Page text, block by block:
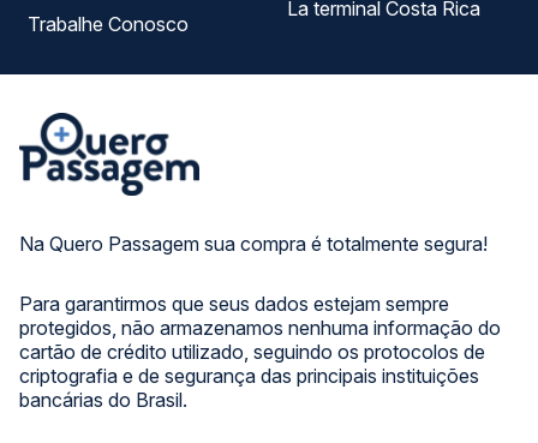
Na Quero Passagem sua compra é totalmente segura!
Para garantirmos que seus dados estejam sempre
protegidos, não armazenamos nenhuma informação do
cartão de crédito utilizado, seguindo os protocolos de
criptografia e de segurança das principais instituições
bancárias do Brasil.
Trabalhe Conosco
La terminal Costa Rica